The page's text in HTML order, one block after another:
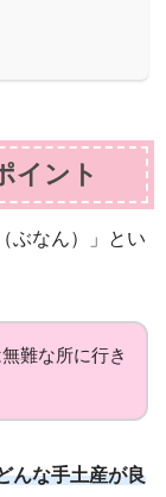
イント
ぶなん）」とい
難な所に行き
んな手土産が良